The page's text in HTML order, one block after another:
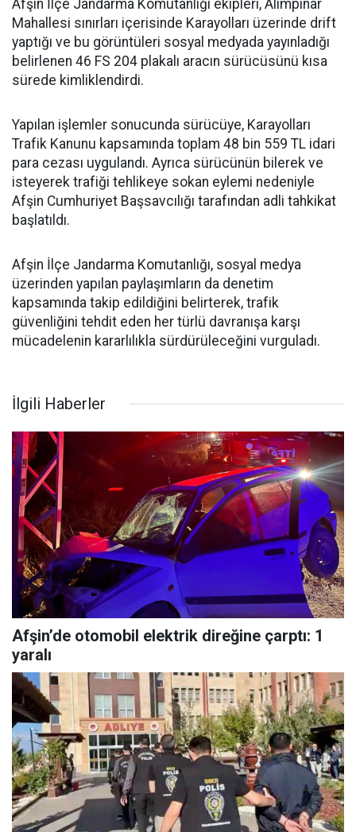
Afşin İlçe Jandarma Komutanlığı ekipleri, Alimpınar
Mahallesi sınırları içerisinde Karayolları üzerinde drift
yaptığı ve bu görüntüleri sosyal medyada yayınladığı
belirlenen 46 FS 204 plakalı aracın sürücüsünü kısa
sürede kimliklendirdi.
Yapılan işlemler sonucunda sürücüye, Karayolları
Trafik Kanunu kapsamında toplam 48 bin 559 TL idari
para cezası uygulandı. Ayrıca sürücünün bilerek ve
isteyerek trafiği tehlikeye sokan eylemi nedeniyle
Afşin Cumhuriyet Başsavcılığı tarafından adli tahkikat
başlatıldı.
Afşin İlçe Jandarma Komutanlığı, sosyal medya
üzerinden yapılan paylaşımların da denetim
kapsamında takip edildiğini belirterek, trafik
güvenliğini tehdit eden her türlü davranışa karşı
mücadelenin kararlılıkla sürdürüleceğini vurguladı.
İlgili Haberler
Afşin’de otomobil elektrik direğine çarptı: 1
yaralı